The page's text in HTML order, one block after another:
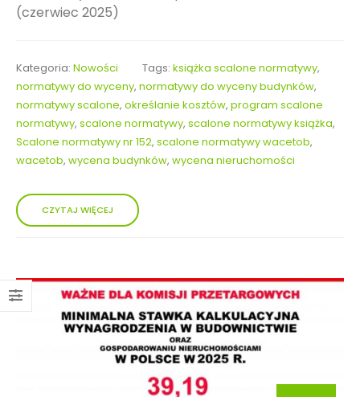
(czerwiec 2025)
Kategoria: Nowości Tags: książka scalone normatywy,
normatywy do wyceny, normatywy do wyceny budynków,
normatywy scalone, określanie kosztów, program scalone
normatywy, scalone normatywy, scalone normatywy książka,
Scalone normatywy nr 152, scalone normatywy wacetob,
wacetob, wycena budynków, wycena nieruchomości
CZYTAJ WIĘCEJ